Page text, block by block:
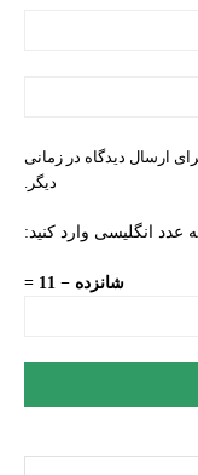
ارسال دیدگاه در زمانی
دیگر.
عدد انگلیسی وارد کنید:
شانزده − 11 =